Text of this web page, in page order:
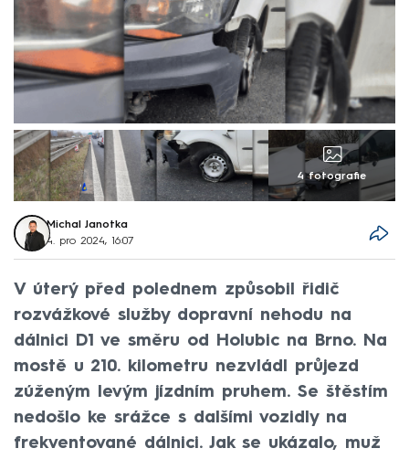
4 fotografie
Michal Janotka
4. pro 2024, 16:07
V úterý před polednem způsobil řidič
rozvážkové služby dopravní nehodu na
dálnici D1 ve směru od Holubic na Brno. Na
mostě u 210. kilometru nezvládl průjezd
zúženým levým jízdním pruhem. Se štěstím
nedošlo ke srážce s dalšími vozidly na
frekventované dálnici. Jak se ukázalo, muž